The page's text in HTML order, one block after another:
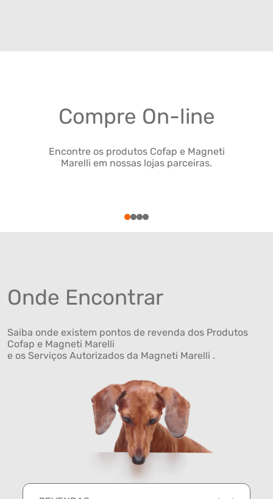
Compre On-line
Encontre os produtos Cofap e Magneti
Marelli em nossas lojas parceiras.
1234
Onde Encontrar
Saiba onde existem pontos de revenda dos Produtos
Cofap e Magneti Marelli
e os Serviços Autorizados da Magneti Marelli .